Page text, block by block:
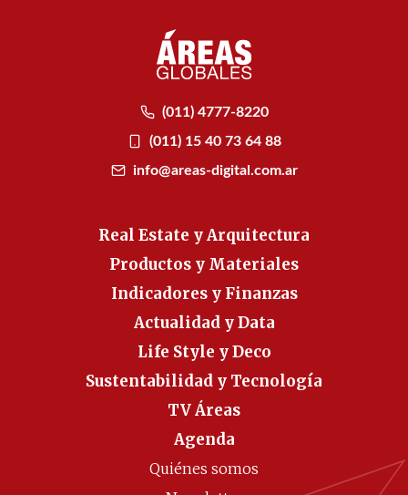
(011) 4777-8220
(011) 15 40 73 64 88
info@areas-digital.com.ar
Real Estate y Arquitectura
Productos y Materiales
Indicadores y Finanzas
Actualidad y Data
Life Style y Deco
Sustentabilidad y Tecnología
TV Áreas
Agenda
Quiénes somos